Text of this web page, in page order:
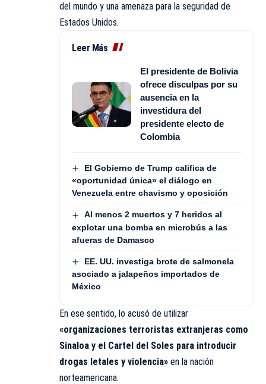
del mundo y una amenaza para la seguridad de
Estados Unidos.
Leer Más
El presidente de Bolivia
ofrece disculpas por su
ausencia en la
investidura del
presidente electo de
Colombia
El Gobierno de Trump califica de
«oportunidad única» el diálogo en
Venezuela entre chavismo y oposición
Al menos 2 muertos y 7 heridos al
explotar una bomba en microbús a las
afueras de Damasco
EE. UU. investiga brote de salmonela
asociado a jalapeños importados de
México
En ese sentido, lo acusó de utilizar
«organizaciones terroristas extranjeras como
Sinaloa y el Cartel del Soles para introducir
drogas letales y violencia» en la nación
norteamericana.